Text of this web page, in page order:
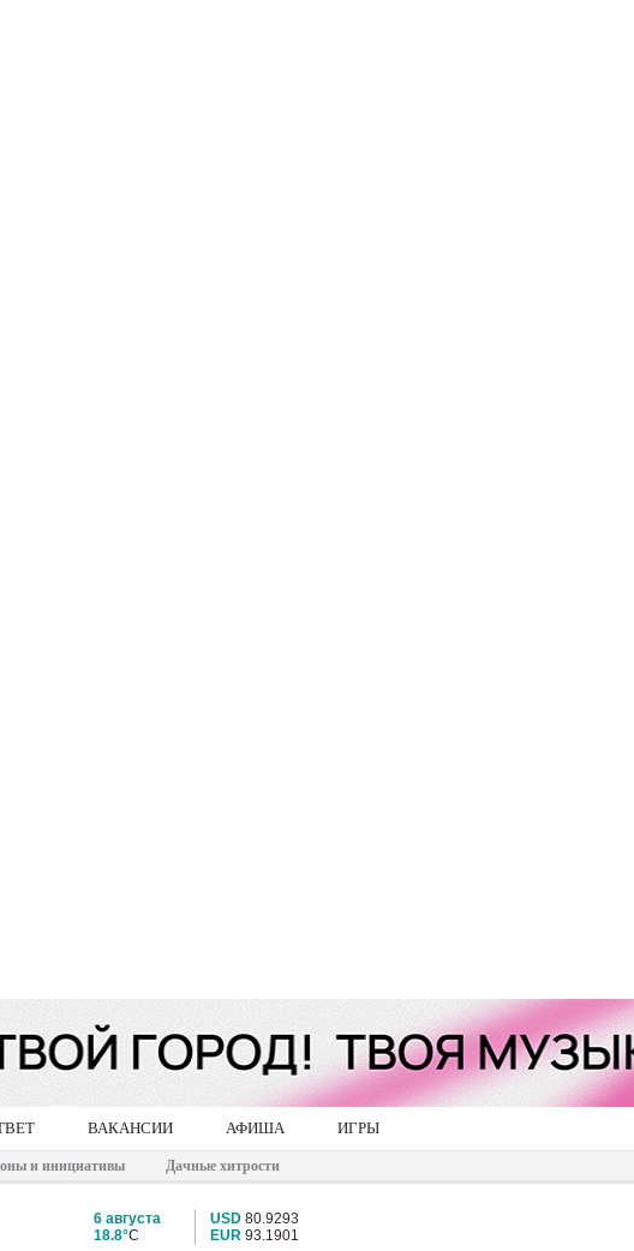
ВАКАНСИИ АФИША ИГРЫ
и инициативы Дачные хитрости
6 августа
18.8°C
USD 80.9293
EUR 93.1901